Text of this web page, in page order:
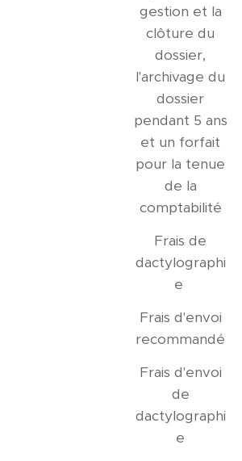
gestion et la
clôture du
dossier,
l'archivage du
dossier
pendant 5 ans
et un forfait
pour la tenue
de la
comptabilité
Frais de
dactylographi
e
Frais d'envoi
recommandé
Frais d'envoi
de
dactylographi
e